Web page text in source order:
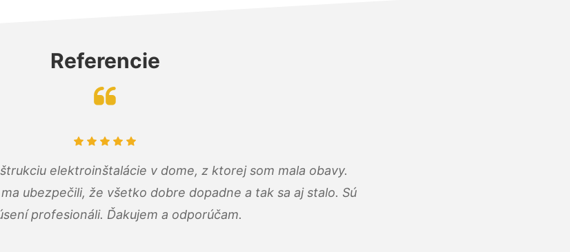
Referencie
elektroinštalácie v dome, z ktorej som mala obavy.
ubezpečili, že všetko dobre dopadne a tak sa aj stalo. Sú
profesionáli. Ďakujem a odporúčam.